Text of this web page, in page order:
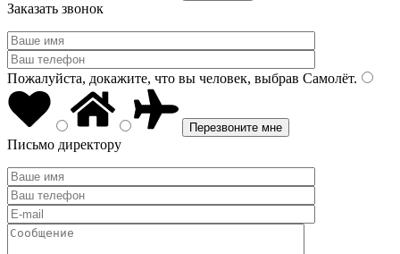
Заказать звонок
Пожалуйста, докажите, что вы человек, выбрав Самолёт.
Письмо директору